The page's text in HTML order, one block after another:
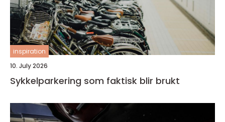
inspiration
10. July 2026
Sykkelparkering som faktisk blir brukt